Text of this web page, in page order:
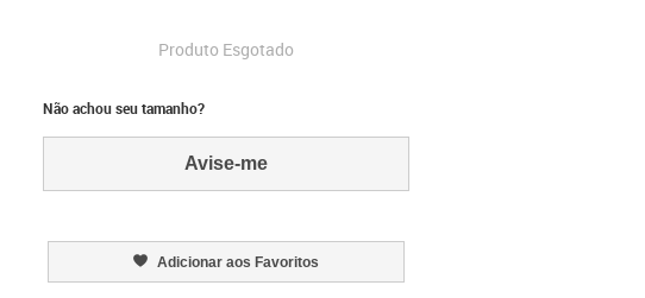
Produto Esgotado
Não achou seu tamanho?
Avise-me
Adicionar aos Favoritos